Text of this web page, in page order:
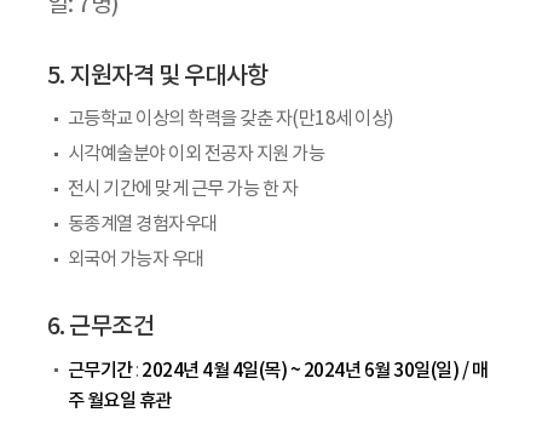
일: 7명)
5. 지원자격 및 우대사항
고등학교 이상의 학력을 갖춘 자(만18세 이상)
시각예술분야 이외 전공자 지원 가능
전시 기간에 맞게 근무 가능 한 자
동종계열 경험자우대
외국어 가능자 우대
6. 근무조건
근무기간: 2024년 4월 4일(목) ~ 2024년 6월 30일(일) / 매
주 월요일 휴관